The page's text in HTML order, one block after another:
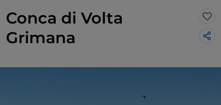
Conca di Volta
Grimana